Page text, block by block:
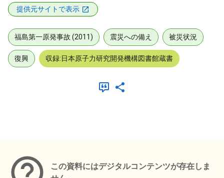
提供元サイトで表示
福島第一原発事故 (2011) 震災への備え 被災状況
復興 収録:日本原子力研究開発機構図書館蔵書
この資料にはデジタルコンテンツが存在しま